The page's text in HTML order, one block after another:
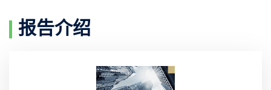
报告介绍